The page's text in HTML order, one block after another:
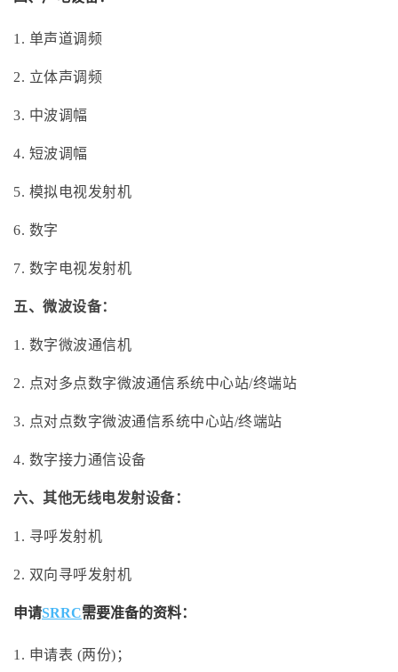
1. 单声道调频
2. 立体声调频
3. 中波调幅
4. 短波调幅
5. 模拟电视发射机
6. 数字
7. 数字电视发射机
五、微波设备：
1. 数字微波通信机
2. 点对多点数字微波通信系统中心站/终端站
3. 点对点数字微波通信系统中心站/终端站
4. 数字接力通信设备
六、其他无线电发射设备：
1. 寻呼发射机
2. 双向寻呼发射机
申请SRRC需要准备的资料：
1. 申请表 (两份)；